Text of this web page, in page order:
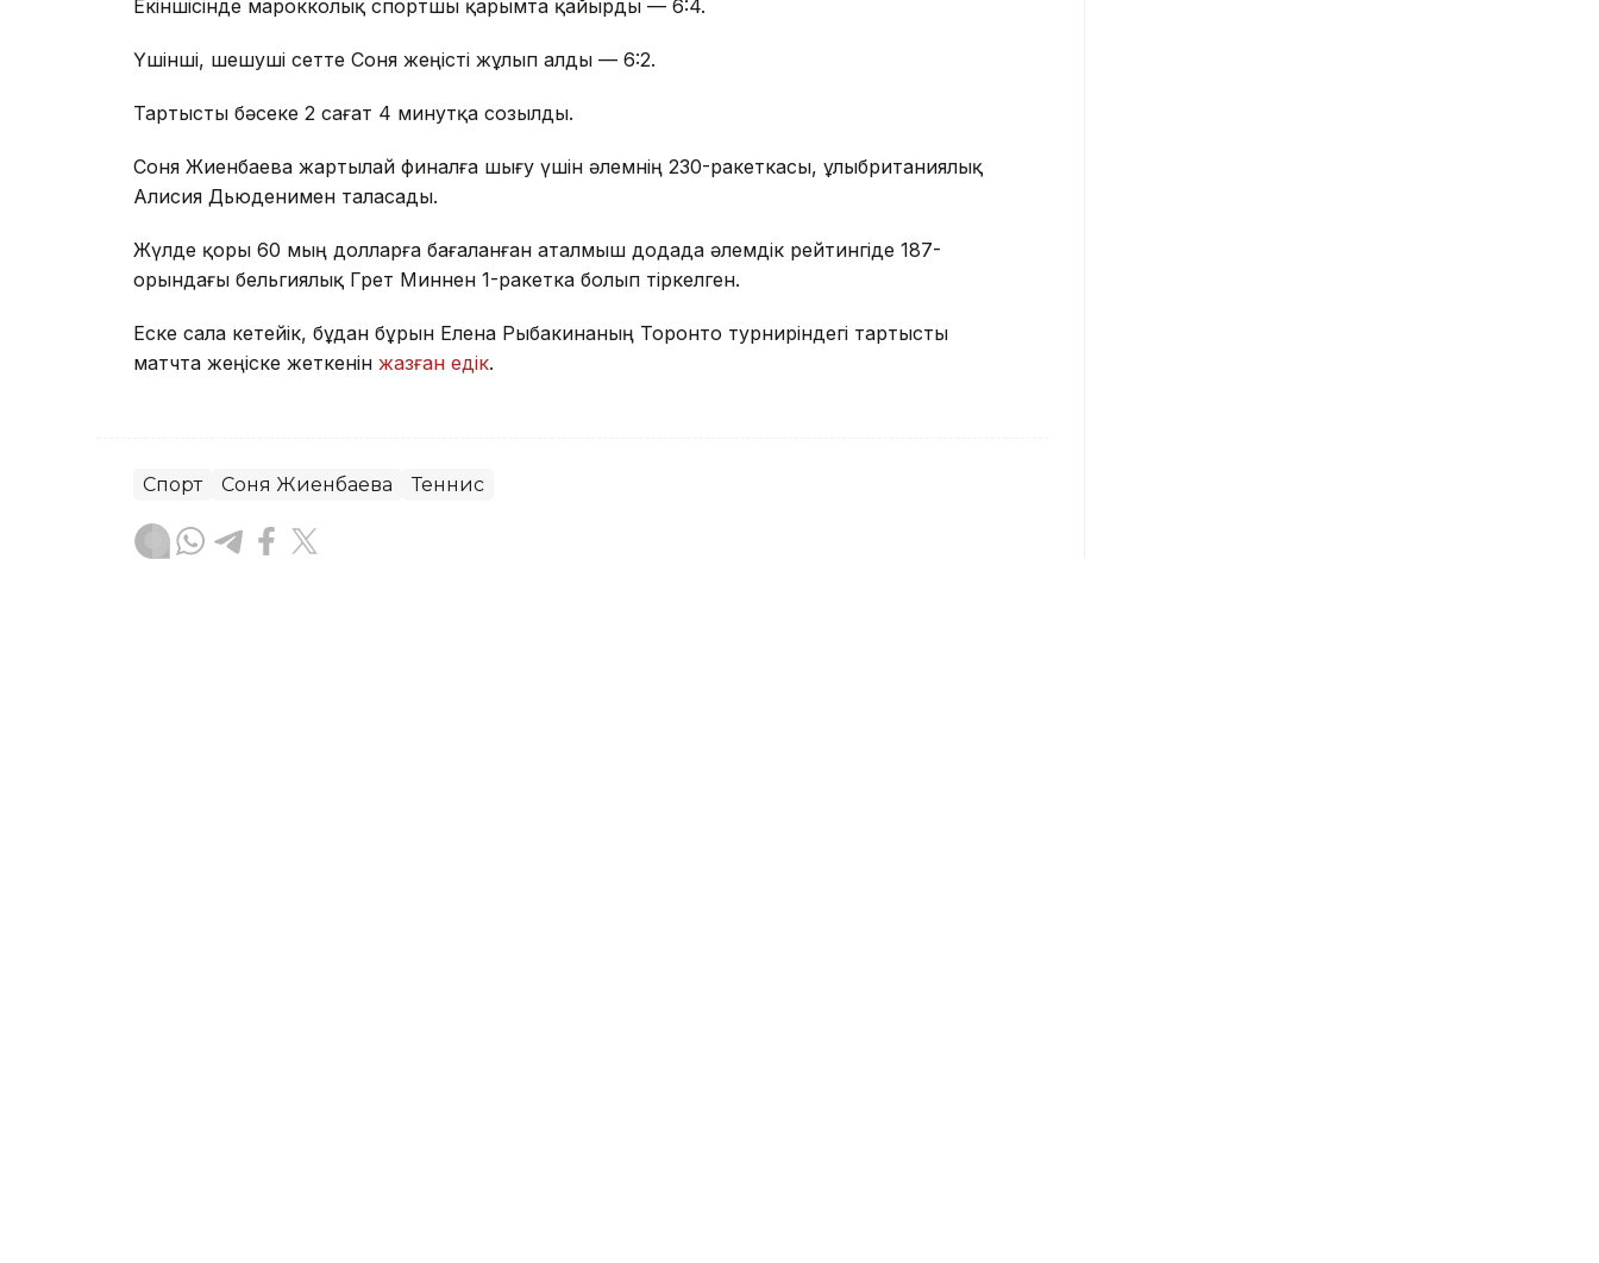
Екіншісінде марокколық спортшы қарымта қайырды — 6:4.
Үшінші, шешуші сетте Соня жеңісті жұлып алды — 6:2.
Тартысты бәсеке 2 сағат 4 минутқа созылды.
Соня Жиенбаева жартылай финалға шығу үшін әлемнің 230-ракеткасы, ұлыбританиялық
Алисия Дьюденимен таласады.
Жүлде қоры 60 мың долларға бағаланған аталмыш додада әлемдік рейтингіде 187-
орындағы бельгиялық Грет Миннен 1-ракетка болып тіркелген.
Еске сала кетейік, бұдан бұрын Елена Рыбакинаның Торонто турниріндегі тартысты
матчта жеңіске жеткенін жазған едік.
Спорт Соня Жиенбаева Теннис